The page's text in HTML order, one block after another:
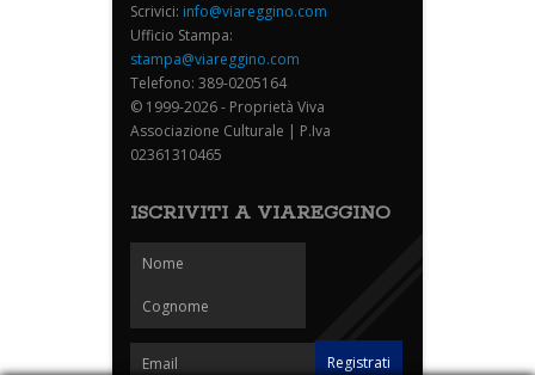
Scrivici: info@viareggino.com
Ufficio Stampa:
stampa@viareggino.com
Telefono: 389-0205164
© 1999-2026 - Proprietà Viva
Associazione Culturale | P.Iva
02361310465
ISCRIVITI A VIAREGGINO